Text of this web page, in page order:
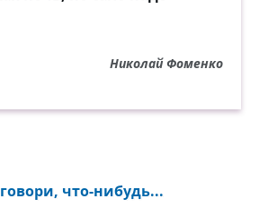
Николай Фоменко
что-нибудь...